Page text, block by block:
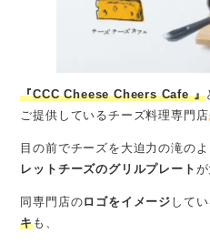
『CCC Cheese Cheers Cafe 』
ご提供しているチーズ料理専門店
目の前でチーズを大迫力の滝の
レットチーズのグリルプレート
同専門店のロゴをイメージ して
キも、